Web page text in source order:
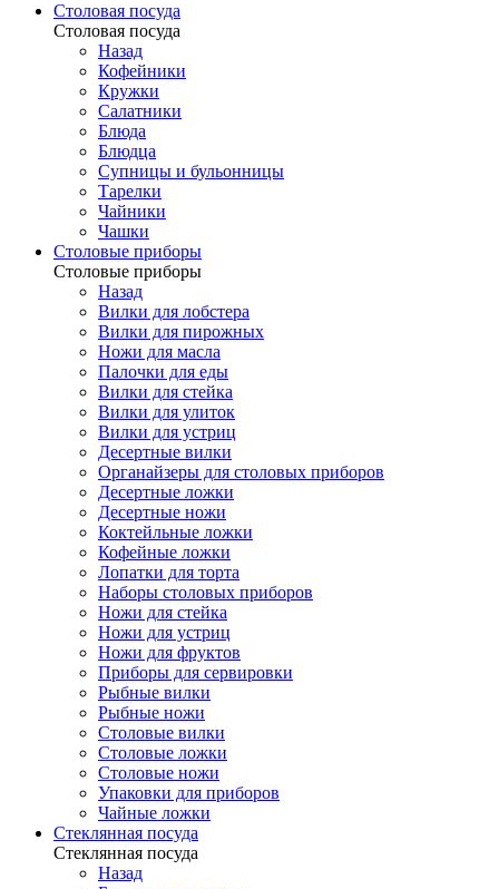
Столовая посуда
Столовая посуда
Назад
Кофейники
Кружки
Салатники
Блюда
Блюдца
Супницы и бульонницы
Тарелки
Чайники
Чашки
Cтоловые приборы
Cтоловые приборы
Назад
Вилки для лобстера
Вилки для пирожных
Ножи для масла
Палочки для еды
Вилки для стейка
Вилки для улиток
Вилки для устриц
Десертные вилки
Органайзеры для столовых приборов
Десертные ложки
Десертные ножи
Коктейльные ложки
Кофейные ложки
Лопатки для торта
Наборы столовых приборов
Ножи для стейка
Ножи для устриц
Ножи для фруктов
Приборы для сервировки
Рыбные вилки
Рыбные ножи
Столовые вилки
Столовые ложки
Столовые ножи
Упаковки для приборов
Чайные ложки
Стеклянная посуда
Стеклянная посуда
Назад